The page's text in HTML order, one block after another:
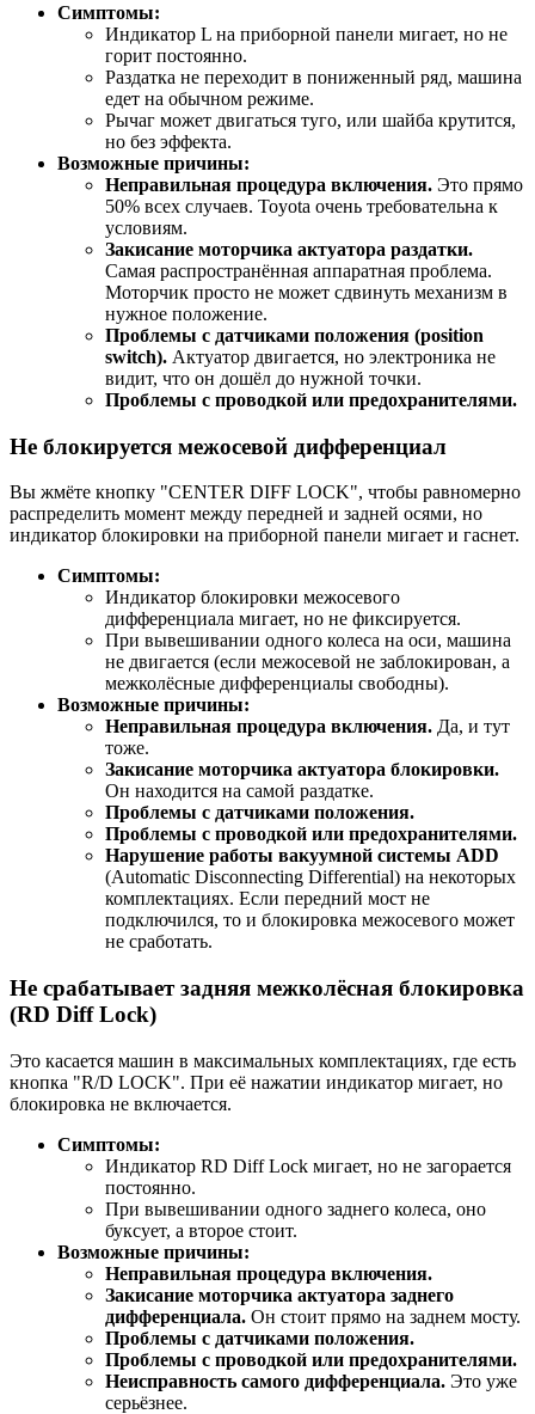
Симптомы:
Индикатор L на приборной панели мигает, но не
горит постоянно.
Раздатка не переходит в пониженный ряд, машина
едет на обычном режиме.
Рычаг может двигаться туго, или шайба крутится,
но без эффекта.
Возможные причины:
Неправильная процедура включения. Это прямо
50% всех случаев. Toyota очень требовательна к
условиям.
Закисание моторчика актуатора раздатки.
Самая распространённая аппаратная проблема.
Моторчик просто не может сдвинуть механизм в
нужное положение.
Проблемы с датчиками положения (position
switch). Актуатор двигается, но электроника не
видит, что он дошёл до нужной точки.
Проблемы с проводкой или предохранителями.
Не блокируется межосевой дифференциал
Вы жмёте кнопку "CENTER DIFF LOCK", чтобы равномерно
распределить момент между передней и задней осями, но
индикатор блокировки на приборной панели мигает и гаснет.
Симптомы:
Индикатор блокировки межосевого
дифференциала мигает, но не фиксируется.
При вывешивании одного колеса на оси, машина
не двигается (если межосевой не заблокирован, а
межколёсные дифференциалы свободны).
Возможные причины:
Неправильная процедура включения. Да, и тут
тоже.
Закисание моторчика актуатора блокировки.
Он находится на самой раздатке.
Проблемы с датчиками положения.
Проблемы с проводкой или предохранителями.
Нарушение работы вакуумной системы ADD
(Automatic Disconnecting Differential) на некоторых
комплектациях. Если передний мост не
подключился, то и блокировка межосевого может
не сработать.
Не срабатывает задняя межколёсная блокировка
(RD Diff Lock)
Это касается машин в максимальных комплектациях, где есть
кнопка "R/D LOCK". При её нажатии индикатор мигает, но
блокировка не включается.
Симптомы:
Индикатор RD Diff Lock мигает, но не загорается
постоянно.
При вывешивании одного заднего колеса, оно
буксует, а второе стоит.
Возможные причины:
Неправильная процедура включения.
Закисание моторчика актуатора заднего
дифференциала. Он стоит прямо на заднем мосту.
Проблемы с датчиками положения.
Проблемы с проводкой или предохранителями.
Неисправность самого дифференциала. Это уже
серьёзнее.